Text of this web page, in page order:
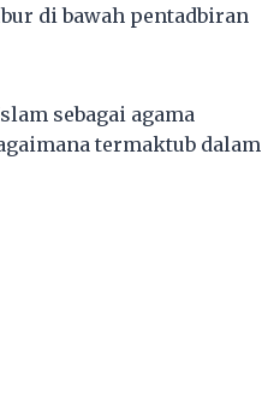
di bawah pentadbiran
sebagai agama
termaktub dalam